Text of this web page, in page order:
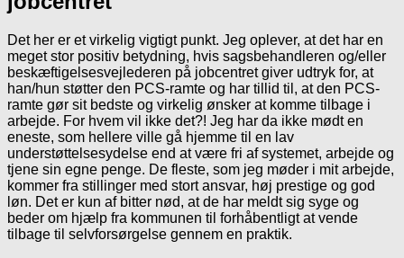
Det her er et virkelig vigtigt punkt. Jeg oplever, at det har en
meget stor positiv betydning, hvis sagsbehandleren og/eller
beskæftigelsesvejlederen på jobcentret giver udtryk for, at
han/hun støtter den PCS-ramte og har tillid til, at den PCS-
ramte gør sit bedste og virkelig ønsker at komme tilbage i
arbejde. For hvem vil ikke det?! Jeg har da ikke mødt en
eneste, som hellere ville gå hjemme til en lav
understøttelsesydelse end at være fri af systemet, arbejde og
tjene sin egne penge. De fleste, som jeg møder i mit arbejde,
kommer fra stillinger med stort ansvar, høj prestige og god
løn. Det er kun af bitter nød, at de har meldt sig syge og
beder om hjælp fra kommunen til forhåbentligt at vende
tilbage til selvforsørgelse gennem en praktik.